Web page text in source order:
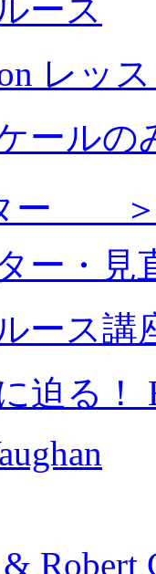
ース
レッ
ールの
ー ＞
ー・見
ース講
迫る！
Robert